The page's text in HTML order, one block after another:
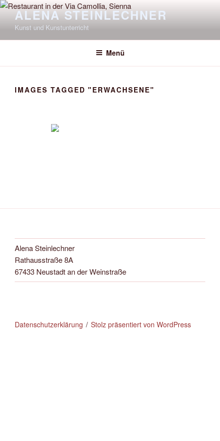
Zum
Inhalt
springen
ALENA STEINLECHNER
Kunst und Kunstunterricht
Menü
IMAGES TAGGED "ERWACHSENE"
Alena Steinlechner
Rathausstraße 8A
67433 Neustadt an der Weinstraße
Datenschutzerklärung Stolz präsentiert von WordPress